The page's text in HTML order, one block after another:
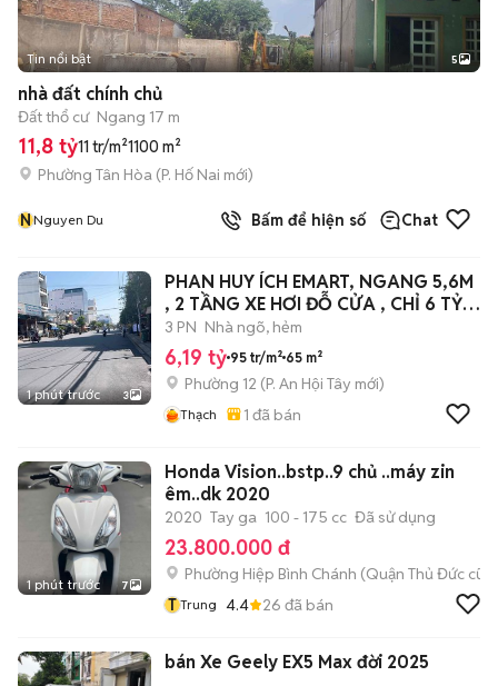
Tin nổi bật 5
nhà đất chính chủ
Đất thổ cư Ngang 17 m
11,8 tỷ11 tr/m²1100 m²
Phường Tân Hòa (P. Hố Nai mới)
NNguyen Du Bấm để hiện số Chat
1 phút trước 3
PHAN HUY ÍCH EMART, NGANG 5,6M
, 2 TẦNG XE HƠI ĐỖ CỬA , CHỈ 6 TỶ
190TR
3 PN Nhà ngõ, hẻm
6,19 tỷ 95 tr/m² 65 m²
Phường 12 (P. An Hội Tây mới)
Thạch 1 đã bán
1 phút trước 7
Honda Vision..bstp..9 chủ ..máy zin
êm..dk 2020
2020 Tay ga 100 - 175 cc Đã sử dụng
23.800.000 đ
Phường Hiệp Bình Chánh (Quận Thủ Đức cũ)
T Trung 4.4 26 đã bán
bán Xe Geely EX5 Max đời 2025